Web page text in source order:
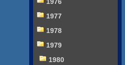
1976
1977
1978
1979
1980